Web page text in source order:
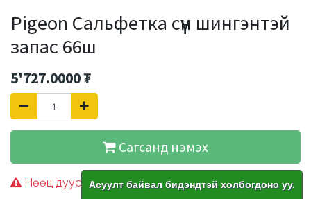
Pigeon Сальфетка сүүн шингэнтэй
запас 66ш
5'727.0000₮
Сагсанд нэмэх
Нөөц дууссанАсуулт байвал бидэндтэй холбогдоно уу.